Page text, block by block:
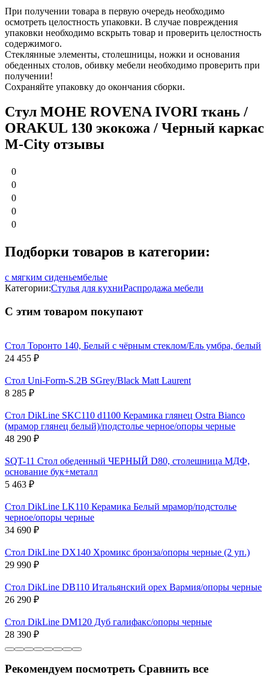
При получении товара в первую очередь необходимо
осмотреть целостность упаковки. В случае повреждения
упаковки необходимо вскрыть товар и проверить целостность
содержимого.
Стеклянные элементы, столешницы, ножки и основания
обеденных столов, обивку мебели необходимо проверить при
получении!
Сохраняйте упаковку до окончания сборки.
Стул МОНЕ ROVENA IVORI ткань /
ORAKUL 130 экокожа / Черный каркас
M-City отзывы
0
0
0
0
0
Подборки товаров в категории:
с мягким сиденьембелые
Категории:Стулья для кухниРаспродажа мебели
С этим товаром покупают
Стол Торонто 140, Белый с чёрным стеклом/Ель умбра, белый
24 455 ₽
Стол Uni-Form-S.2B SGrey/Black Matt Laurent
8 285 ₽
Стол DikLine SKC110 d1100 Керамика глянец Ostra Bianco
(мрамор глянец белый)/подстолье черное/опоры черные
48 290 ₽
SQT-11 Стол обеденный ЧЕРНЫЙ D80, столешница МДФ,
основание бук+металл
5 463 ₽
Стол DikLine LK110 Керамика Белый мрамор/подстолье
черное/опоры черные
34 690 ₽
Стол DikLine DX140 Хромикс бронза/опоры черные (2 уп.)
29 990 ₽
Стол DikLine DB110 Итальянский орех Вармия/опоры черные
26 290 ₽
Стол DikLine DM120 Дуб галифакс/опоры черные
28 390 ₽
Рекомендуем посмотреть Сравнить все